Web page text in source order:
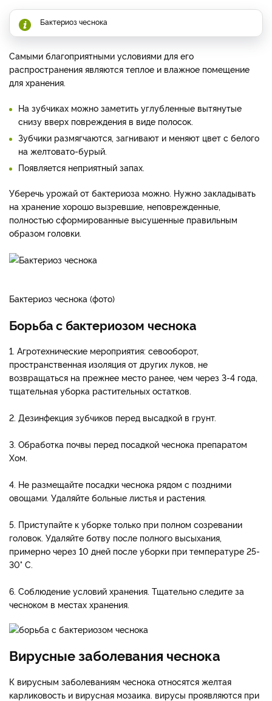
Бактериоз чеснока
Самыми благоприятными условиями для его
распространения являются теплое и влажное помещение
для хранения.
На зубчиках можно заметить углубленные вытянутые
снизу вверх повреждения в виде полосок.
Зубчики размягчаются, загнивают и меняют цвет с белого
на желтовато-бурый.
Появляется неприятный запах.
Уберечь урожай от бактериоза можно. Нужно закладывать
на хранение хорошо вызревшие, неповрежденные,
полностью сформированные высушенные правильным
образом головки.
Бактериоз чеснока (фото)
Борьба с бактериозом чеснока
1. Агротехнические мероприятия: севооборот,
пространственная изоляция от других луков, не
возвращаться на прежнее место ранее, чем через 3-4 года,
тщательная уборка растительных остатков.
2. Дезинфекция зубчиков перед высадкой в грунт.
3. Обработка почвы перед посадкой чеснока препаратом
Хом.
4. Не размещайте посадки чеснока рядом с поздними
овощами. Удаляйте больные листья и растения.
5. Приступайте к уборке только при полном созревании
головок. Удаляйте ботву после полного высыхания,
примерно через 10 дней после уборки при температуре 25-
30° С.
6. Соблюдение условий хранения. Тщательно следите за
чесноком в местах хранения.
Вирусные заболевания чеснока
К вирусным заболеваниям чеснока относятся желтая
карликовость и вирусная мозаика. вирусы проявляются при